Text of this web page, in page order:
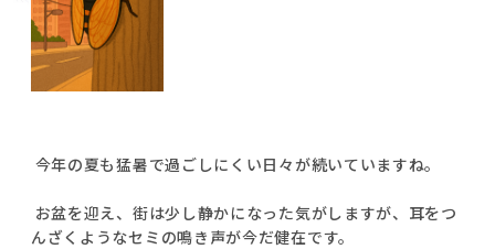
今年の夏も猛暑で過ごしにくい日々が続いていますね。
お盆を迎え、街は少し静かになった気がしますが、耳をつ
んざくようなセミの鳴き声が今だ健在です。